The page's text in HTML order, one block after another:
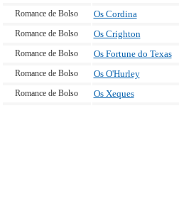
Romance de Bolso Os Cordina
Romance de Bolso Os Crighton
Romance de Bolso Os Fortune do Texas
Romance de Bolso Os O'Hurley
Romance de Bolso Os Xeques